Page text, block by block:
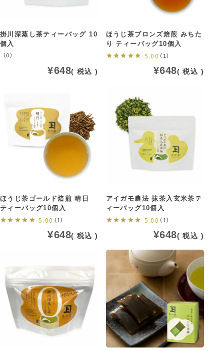
掛川深蒸し茶ティーバッグ 10
個入
（0）
¥648 税込
ほうじ茶ブロンズ焙煎 みちた
り ティーバッグ10個入
5.00 （1）
¥648 税込
ほうじ茶ゴールド焙煎 晴日
ティーバッグ10個入
5.00 （1）
¥648 税込
アイガモ農法 抹茶入玄米茶テ
ィーバッグ10個入
5.00 （1）
¥648 税込